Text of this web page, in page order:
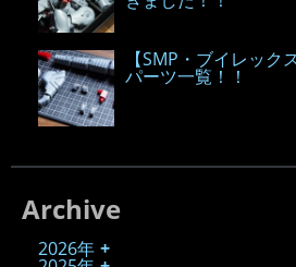
【SMP・ブイレッ
パーツ一覧！！
Archive
2026年